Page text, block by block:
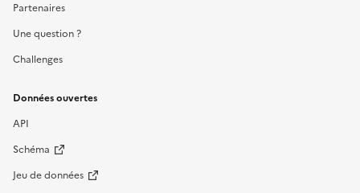
Partenaires
Une question ?
Challenges
Données ouvertes
API
Schéma
Jeu de données